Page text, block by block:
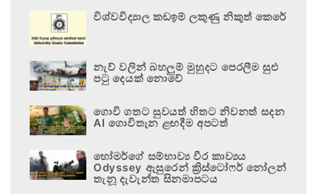
විශ්වවිද්‍යාල කඩඉම් ලකුණු නිකුත් කෙරේ
නැව් වලින් බහලුම් මුහුදට පෙරලීම සුළු
පටු දෙයක් නොවේ
ගොවි ගතට සුවයත් හිතට නිවනත් සදන
AI ගොවිතැන ළඟදීම අපටත්
හෝමර්ගේ සම්භාව්‍ය වීර කාව්‍යය
Odyssey ඇසුරෙන් ක්‍රිස්ටෝෆර් නෝලන්
තැනූ දැවැන්ත සිනමාපටය